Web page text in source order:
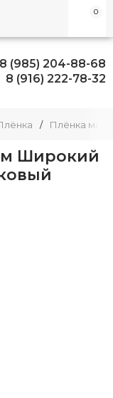
0
8 (985) 204-88-68
8 (916) 222-78-32
/ Плёнка
Широкий